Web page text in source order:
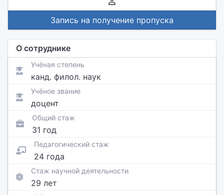
Запись на получение пропуска
О сотруднике
Учёная степень
канд. филол. наук
Учёное звание
доцент
Общий стаж
31 год
Педагогический стаж
24 года
Стаж научной деятельности
29 лет